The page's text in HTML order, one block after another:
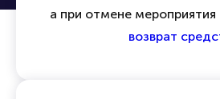
а при отмене
возврат